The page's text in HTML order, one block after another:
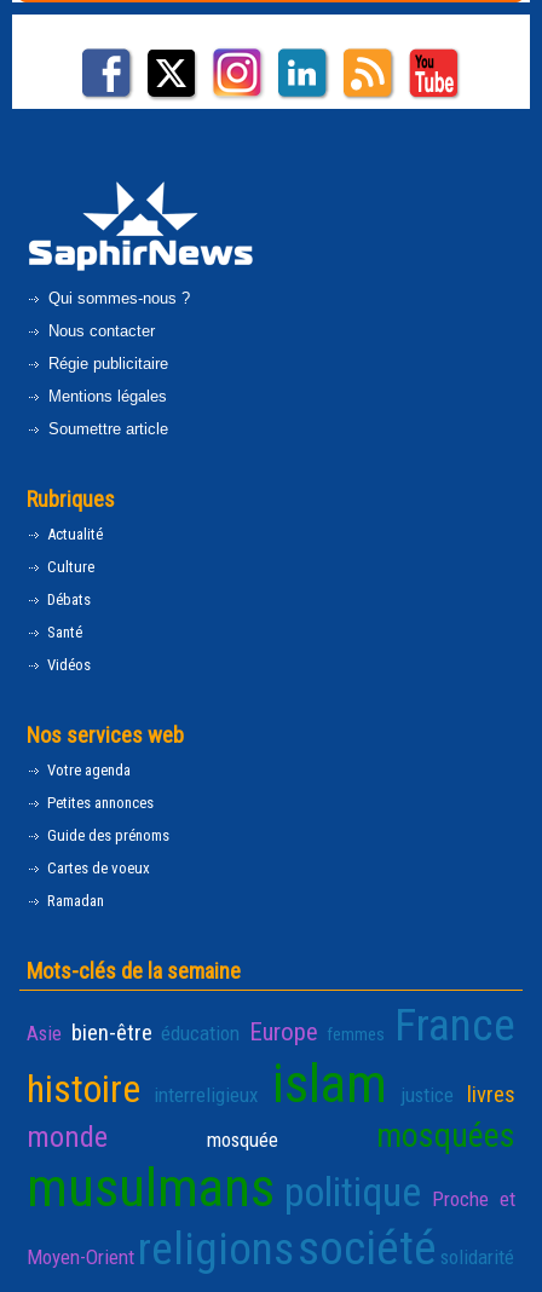
Qui sommes-nous ?
Nous contacter
Régie publicitaire
Mentions légales
Soumettre article
Rubriques
Actualité
Culture
Débats
Santé
Vidéos
Nos services web
Votre agenda
Petites annonces
Guide des prénoms
Cartes de voeux
Ramadan
Mots-clés de la semaine
Asie bien-être éducation Europe femmes France
histoire interreligieux islam justice livres
monde mosquée mosquées
musulmans politique Proche et
Moyen-Orient religionssociété solidarité